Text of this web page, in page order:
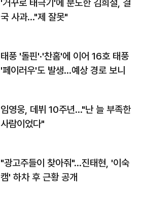
'거꾸로 태극기'에 분노한 김희철, 결
국 사과…"제 잘못"
태풍 '돌핀'·'찬홈'에 이어 16호 태풍
'페이러우'도 발생…예상 경로 보니
임영웅, 데뷔 10주년…"난 늘 부족한
사람이었다"
"광고주들이 찾아줘"…진태현, '이숙
캠' 하차 후 근황 공개